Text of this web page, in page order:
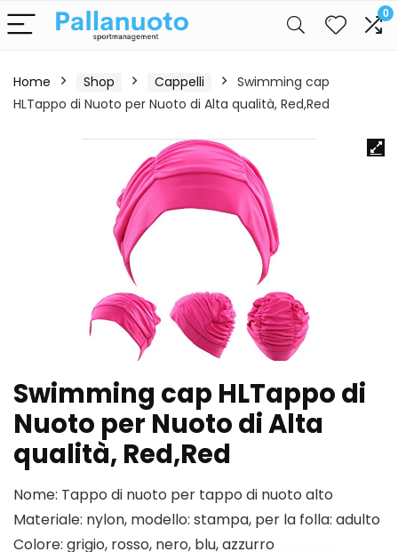
0
Home Shop Cappelli
Swimming cap
HLTappo di Nuoto per Nuoto di Alta qualità, Red,Red
Swimming cap HLTappo di
Nuoto per Nuoto di Alta
qualità, Red,Red
Nome: Tappo di nuoto per tappo di nuoto alto
Materiale: nylon, modello: stampa, per la folla: adulto
Colore: grigio, rosso, nero, blu, azzurro